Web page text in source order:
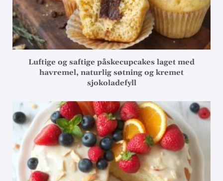
Luftige og saftige påskecupcakes laget med
havremel, naturlig søtning og kremet
sjokoladefyll